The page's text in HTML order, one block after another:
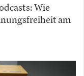
Wie
am